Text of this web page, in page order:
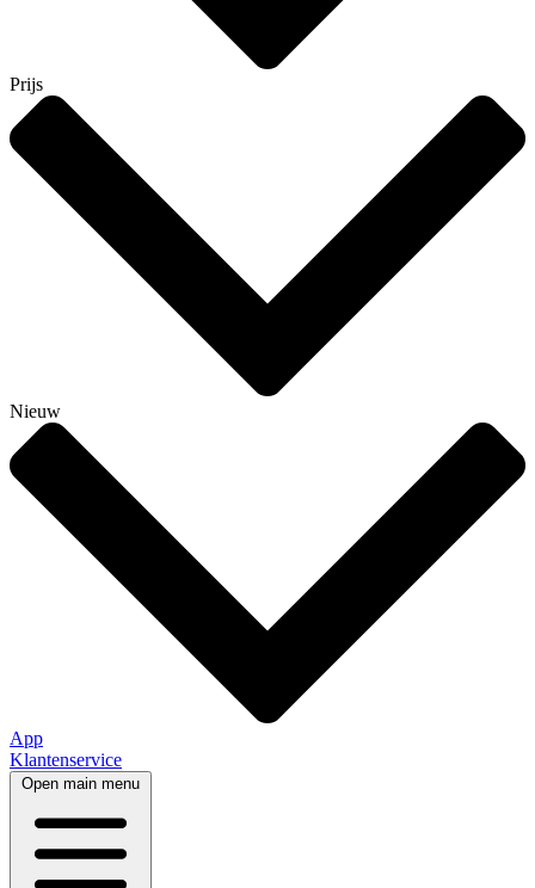
Prijs
Nieuw
App
Klantenservice
Open main menu